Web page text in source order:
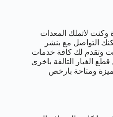
وكنت لاتملك المعدات
التواصل مع بنشر
وتقدم لك كافة خدمات
الغيار التالفة باخرى
ومتاحة بارخص